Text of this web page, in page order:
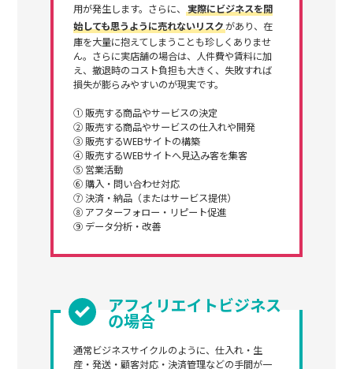
用が発生します。さらに、 実際にビジネスを開
始しても思うように売れないリスクがあり、在
庫を大量に抱えてしまうことも珍しくありませ
ん。さらに実店舗の場合は、人件費や賃料に加
え、撤退時のコスト負担も大きく、失敗すれば
損失が膨らみやすいのが現実です。
① 販売する商品やサービスの決定
② 販売する商品やサービスの仕入れや開発
③ 販売するWEBサイトの構築
④ 販売するWEBサイトへ見込み客を集客
⑤ 営業活動
⑥ 購入・問い合わせ対応
⑦ 決済・納品（またはサービス提供）
⑧ アフターフォロー・リピート促進
⑨ データ分析・改善
アフィリエイトビジネス
の場合
通常ビジネスサイクルのように、仕入れ・生
産・発送・顧客対応・決済管理などの手間が一